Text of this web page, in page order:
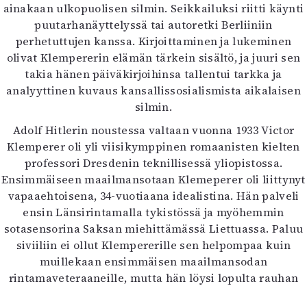
ainakaan ulkopuolisen silmin. Seikkailuksi riitti käynti
puutarhanäyttelyssä tai autoretki Berliiniin
perhetuttujen kanssa. Kirjoittaminen ja lukeminen
olivat Klempererin elämän tärkein sisältö, ja juuri sen
takia hänen päiväkirjoihinsa tallentui tarkka ja
analyyttinen kuvaus kansallissosialismista aikalaisen
silmin.
Adolf Hitlerin noustessa valtaan vuonna 1933 Victor
Klemperer oli yli viisikymppinen romaanisten kielten
professori Dresdenin teknillisessä yliopistossa.
Ensimmäiseen maailmansotaan Klemeperer oli liittynyt
vapaaehtoisena, 34-vuotiaana idealistina. Hän palveli
ensin Länsirintamalla tykistössä ja myöhemmin
sotasensorina Saksan miehittämässä Liettuassa. Paluu
siviiliin ei ollut Klempererille sen helpompaa kuin
muillekaan ensimmäisen maailmansodan
rintamaveteraaneille, mutta hän löysi lopulta rauhan